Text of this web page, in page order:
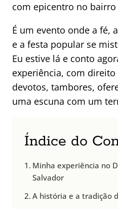
com epicentro no bairro
É um evento onde a fé,
e a festa popular se
Eu estive lá e conto
experiência, com
devotos, tambores,
uma escuna com um
Índice do
Minha experiência no
Salvador
A história e a tradição